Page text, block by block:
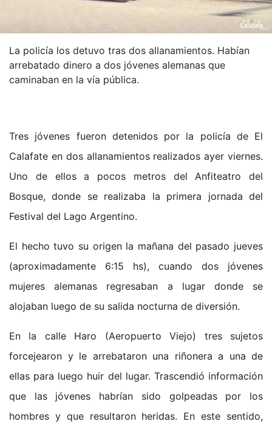
La policía los detuvo tras dos allanamientos. Habían
arrebatado dinero a dos jóvenes alemanas que
caminaban en la vía pública.
Tres jóvenes fueron detenidos por la policía de El
Calafate en dos allanamientos realizados ayer viernes.
Uno de ellos a pocos metros del Anfiteatro del
Bosque, donde se realizaba la primera jornada del
Festival del Lago Argentino.
El hecho tuvo su origen la mañana del pasado jueves
(aproximadamente 6:15 hs), cuando dos jóvenes
mujeres alemanas regresaban a lugar donde se
alojaban luego de su salida nocturna de diversión.
En la calle Haro (Aeropuerto Viejo) tres sujetos
forcejearon y le arrebataron una riñonera a una de
ellas para luego huir del lugar. Trascendió información
que las jóvenes habrían sido golpeadas por los
hombres y que resultaron heridas. En este sentido,